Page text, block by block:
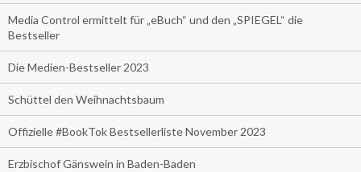
Media Control ermittelt für „eBuch“ und den „SPIEGEL“ die
Bestseller
Die Medien-Bestseller 2023
Schüttel den Weihnachtsbaum
Offizielle #BookTok Bestsellerliste November 2023
Erzbischof Gänswein in Baden-Baden